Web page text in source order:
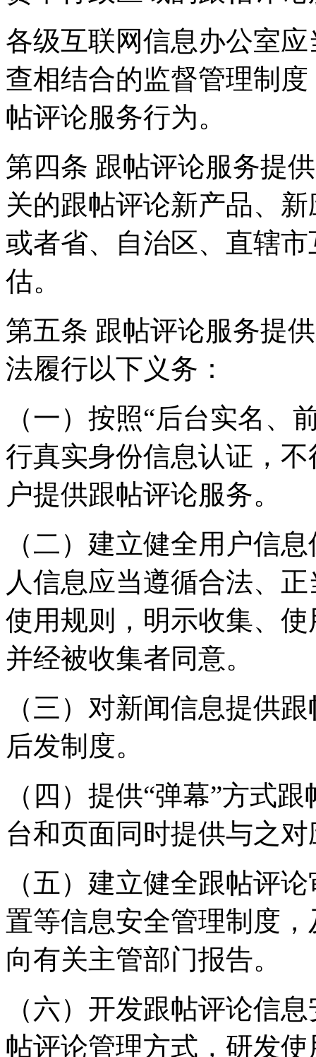
各级互联网信息办公室
查相结合的监督管理制
帖评论服务行为。
第四条 跟帖评论服务提
关的跟帖评论新产品、
或者省、自治区、直辖
估。
第五条 跟帖评论服务提
法履行以下义务：
（一）按照“后台实名、
行真实身份信息认证，
户提供跟帖评论服务。
（二）建立健全用户信
人信息应当遵循合法、
使用规则，明示收集、
并经被收集者同意。
（三）对新闻信息提供
后发制度。
（四）提供“弹幕”方式
台和页面同时提供与之
（五）建立健全跟帖评
置等信息安全管理制度
向有关主管部门报告。
（六）开发跟帖评论信
帖评论管理方式，研发